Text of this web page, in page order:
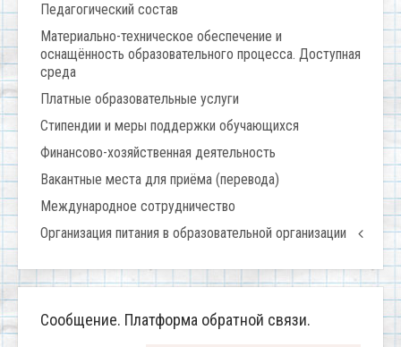
Педагогический состав
Материально-техническое обеспечение и
оснащённость образовательного процесса. Доступная
среда
Платные образовательные услуги
Стипендии и меры поддержки обучающихся
Финансово-хозяйственная деятельность
Вакантные места для приёма (перевода)
Международное сотрудничество
Организация питания в образовательной организации
Сообщение. Платформа обратной связи.